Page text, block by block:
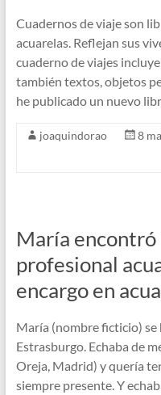
Cuadernos de viaje son
acuarelas. Reflejan sus
cuaderno de viajes
también textos, objetos
he publicado un nuevo
joaquindorao 8
María
profesional
encargo en
María (nombre ficticio) se
Estrasburgo. Echaba de
Oreja, Madrid) y quería
siempre presente. Y